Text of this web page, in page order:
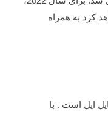
کرد به همراه
اپل است . با